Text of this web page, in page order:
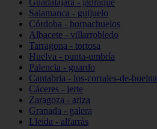
Guadalajara - jadraque
Salamanca - guijuelo
Córdoba - hornachuelos
Albacete - villarrobledo
Tarragona - tortosa
Huelva - punta-umbría
Palencia - guardo
Cantabria - los-corrales-de-buelna
Cáceres - jerte
Zaragoza - ariza
Granada - galera
Lleida - alfarràs